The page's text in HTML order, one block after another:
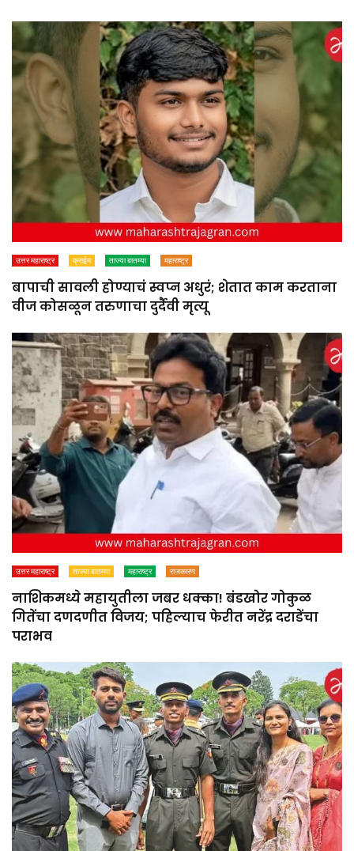
उत्तर महाराष्ट्र क्राईम ताज्या बातम्या महाराष्ट्र
बापाची सावली होण्याचं स्वप्न अधुरं; शेतात काम करताना
वीज कोसळून तरुणाचा दुर्दैवी मृत्यू
उत्तर महाराष्ट्र ताज्या बातम्या महाराष्ट्र राजकारण
नाशिकमध्ये महायुतीला जबर धक्का! बंडखोर गोकुळ
गितेंचा दणदणीत विजय; पहिल्याच फेरीत नरेंद्र दराडेंचा
पराभव